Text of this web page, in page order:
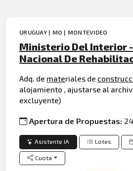
URUGUAY | MO | MONTEVIDEO
Ministerio Del Interior
Nacional De
Adq. de materiales de
alojamiento , ajustarse al
excluyente)
Apertura de Propuestas:
Asistente IA Lotes
Cuota